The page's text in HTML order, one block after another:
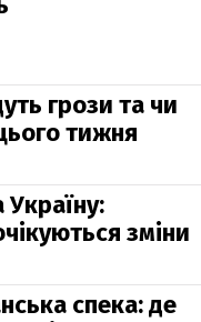
грози та чи
тижня
зміни
спека: де